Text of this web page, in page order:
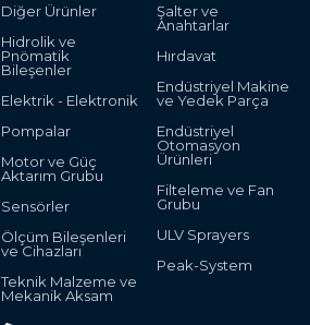
Diğer Ürünler
Hidrolik ve
Pnömatik
Bileşenler
Elektrik - Elektronik
Pompalar
Motor ve Güç
Aktarım Grubu
Sensörler
Ölçüm Bileşenleri
ve Cihazları
Teknik Malzeme ve
Mekanik Aksam
Şalter ve
Anahtarlar
Hırdavat
Endüstriyel Makine
ve Yedek Parça
Endüstriyel
Otomasyon
Ürünleri
Filteleme ve Fan
Grubu
ULV Sprayers
Peak-System